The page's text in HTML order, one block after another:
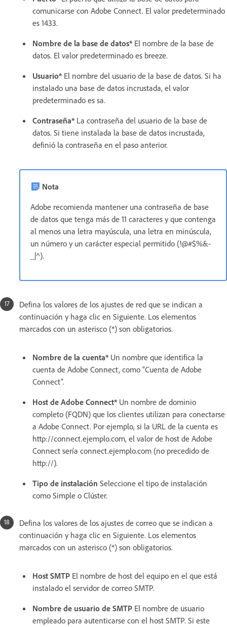
comunicarse con Adobe Connect. El valor predeterminado
es 1433.
Nombre de la base de datos* El nombre de la base de
datos. El valor predeterminado es breeze.
Usuario* El nombre del usuario de la base de datos. Si ha
instalado una base de datos incrustada, el valor
predeterminado es sa.
Contraseña* La contraseña del usuario de la base de
datos. Si tiene instalada la base de datos incrustada,
definió la contraseña en el paso anterior.
Nota
Adobe recomienda mantener una contraseña de base
de datos que tenga más de 11 caracteres y que contenga
al menos una letra mayúscula, una letra en minúscula,
un número y un carácter especial permitido (!@#$%&-
_|^).
Defina los valores de los ajustes de red que se indican a
continuación y haga clic en Siguiente. Los elementos
marcados con un asterisco (*) son obligatorios.
Nombre de la cuenta* Un nombre que identifica la
cuenta de Adobe Connect, como “Cuenta de Adobe
Connect”.
Host de Adobe Connect* Un nombre de dominio
completo (FQDN) que los clientes utilizan para conectarse
a Adobe Connect. Por ejemplo, si la URL de la cuenta es
http://connect.ejemplo.com, el valor de host de Adobe
Connect sería connect.ejemplo.com (no precedido de
http://).
Tipo de instalación Seleccione el tipo de instalación
como Simple o Clúster.
Defina los valores de los ajustes de correo que se indican a
continuación y haga clic en Siguiente. Los elementos
marcados con un asterisco (*) son obligatorios.
Host SMTP El nombre de host del equipo en el que está
instalado el servidor de correo SMTP.
Nombre de usuario de SMTP El nombre de usuario
empleado para autenticarse con el host SMTP. Si este